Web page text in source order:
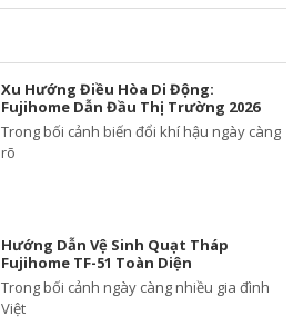
Xu Hướng Điều Hòa Di Động:
Fujihome Dẫn Đầu Thị Trường 2026
Trong bối cảnh biến đổi khí hậu ngày càng
rõ
Hướng Dẫn Vệ Sinh Quạt Tháp
Fujihome TF-51 Toàn Diện
Trong bối cảnh ngày càng nhiều gia đình
Việt